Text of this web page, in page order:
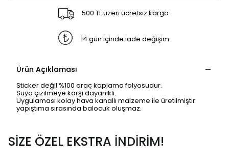
500 TL üzeri ücretsiz kargo
14 gün içinde iade değişim
Ürün Açıklaması
Sticker değil %100 araç kaplama folyosudur.
Suya çizilmeye karşı dayanıklı.
Uygulaması kolay hava kanallı malzeme ile üretilmiştir
yapıştıma sırasında balocuk oluşmaz.
SİZE ÖZEL EKSTRA İNDİRİM!